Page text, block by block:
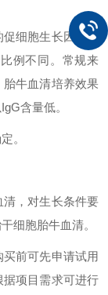
细胞生长因子、
例不同。常规来
牛血清培养效果
含量低。
。
清，对生长条件要
细胞胎牛血清。
前可先申请试用
项目需求可进行